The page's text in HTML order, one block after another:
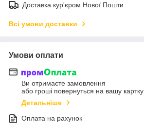
Доставка кур'єром Нової Пошти
Всі умови доставки
Умови оплати
Ви отримаєте замовлення
або гроші повернуться на вашу картку
Детальніше
Оплата на рахунок